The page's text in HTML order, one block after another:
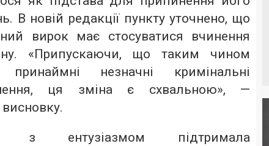
В новій редакції пункту уточнено, що
вирок має стосуватися вчинення
«Припускаючи, що таким чином
принаймні незначні кримінальні
ця зміна є схвальною», —
з ентузіазмом підтримала